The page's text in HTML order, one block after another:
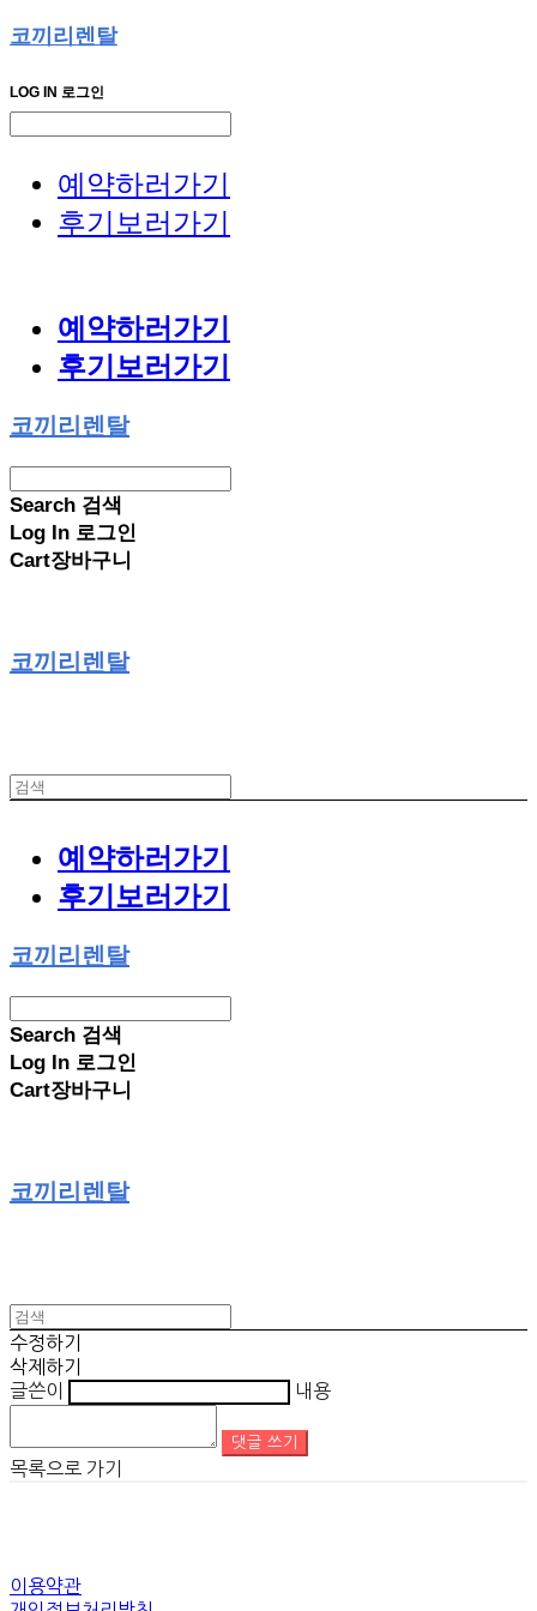
코끼리렌탈
LOG IN 로그인
예약하러가기
후기보러가기
예약하러가기
후기보러가기
코끼리렌탈
Search 검색
Log In 로그인
Cart장바구니
코끼리렌탈
예약하러가기
후기보러가기
코끼리렌탈
Search 검색
Log In 로그인
Cart장바구니
코끼리렌탈
수정하기
삭제하기
글쓴이
내용
댓글 쓰기
목록으로 가기
이용약관